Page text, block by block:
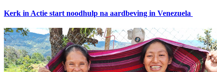
Kerk in Actie start noodhulp na aardbeving in Venezuela